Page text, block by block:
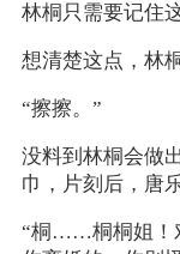
林桐只需要记住
想清楚这点，林
“擦擦。”
没料到林桐会做
巾，片刻后，唐
“桐……桐桐姐！